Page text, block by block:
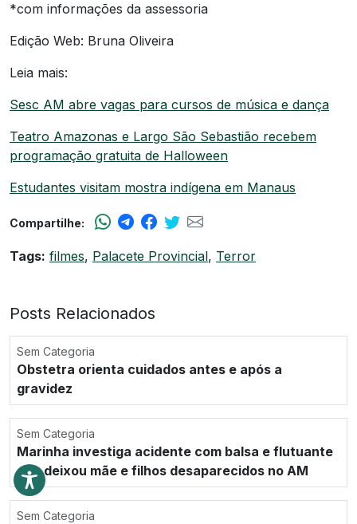
*com informações da assessoria
Edição Web: Bruna Oliveira
Leia mais:
Sesc AM abre vagas para cursos de música e dança
Teatro Amazonas e Largo São Sebastião recebem
programação gratuita de Halloween
Estudantes visitam mostra indígena em Manaus
Compartilhe:
Tags: filmes, Palacete Provincial, Terror
Posts Relacionados
Sem Categoria
Obstetra orienta cuidados antes e após a
gravidez
Sem Categoria
Marinha investiga acidente com balsa e flutuante
que deixou mãe e filhos desaparecidos no AM
Sem Categoria